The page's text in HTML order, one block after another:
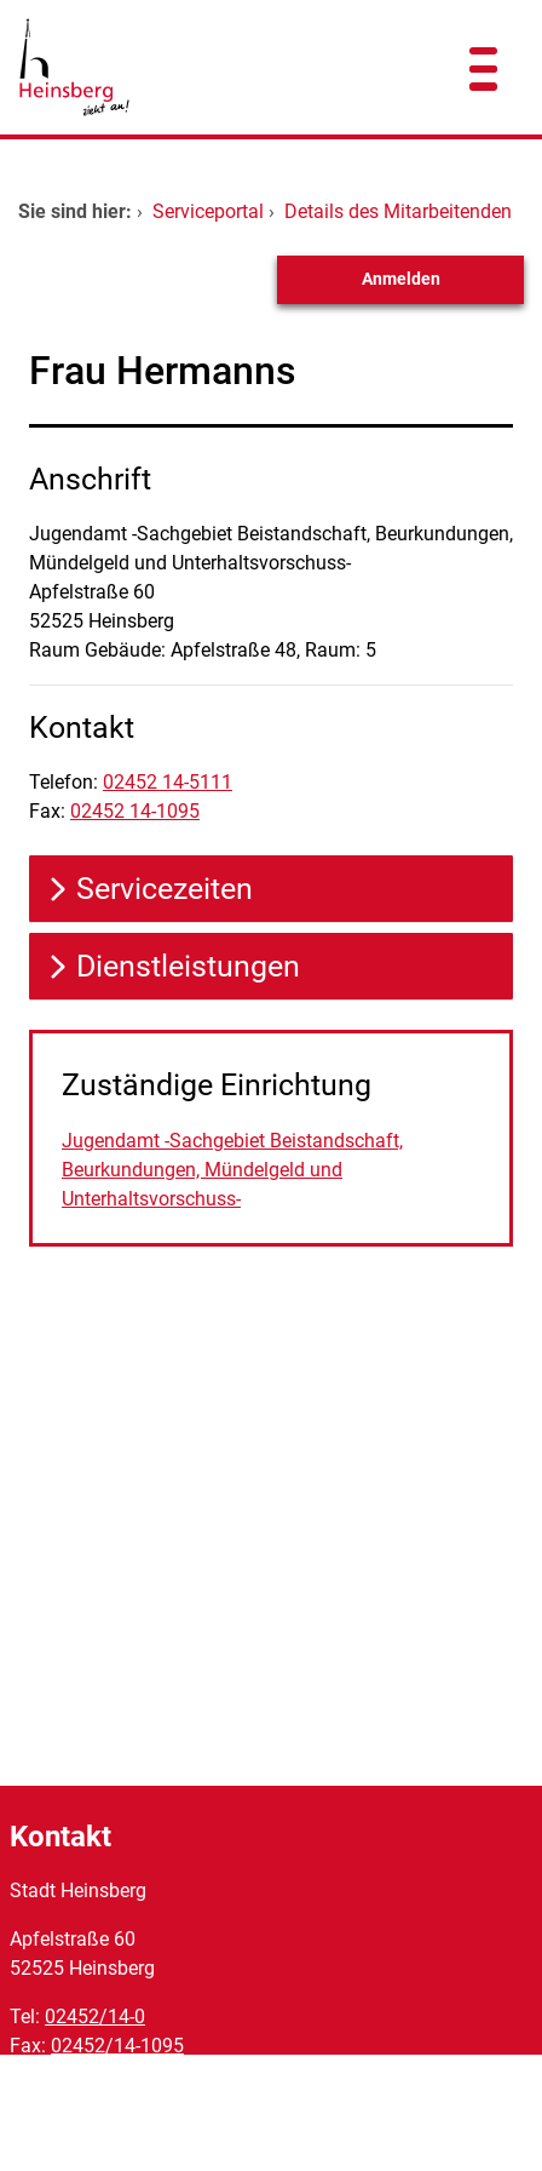
Zum Hauptinhalt springen
Zum Header
Zum Hauptinhalt
Zum Footer
Dienstleistungen A-Z
Sie sind hier: › Serviceportal › Details des Mitarbeitenden
Anmelden
Frau Hermanns
Anschrift
Jugendamt -Sachgebiet Beistandschaft, Beurkundungen,
Mündelgeld und Unterhaltsvorschuss-
Apfelstraße 60
52525 Heinsberg
Raum Gebäude: Apfelstraße 48, Raum: 5
Kontakt
Telefon: 02452 14-5111
Fax: 02452 14-1095
Servicezeiten
Dienstleistungen
Zuständige Einrichtung
Jugendamt -Sachgebiet Beistandschaft,
Beurkundungen, Mündelgeld und
Unterhaltsvorschuss-
Kontakt
Stadt Heinsberg
Apfelstraße 60
52525 Heinsberg
Tel: 02452/14-0
Fax: 02452/14-1095